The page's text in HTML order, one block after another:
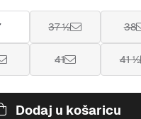
37 ½ 38
41 41 ½
Dodaj u košaricu